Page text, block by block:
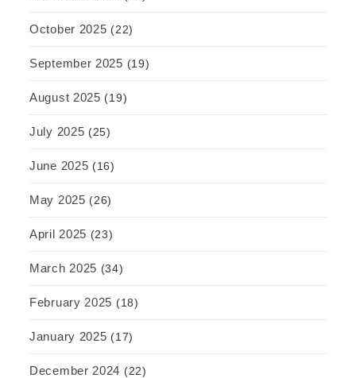
October 2025 (22)
September 2025 (19)
August 2025 (19)
July 2025 (25)
June 2025 (16)
May 2025 (26)
April 2025 (23)
March 2025 (34)
February 2025 (18)
January 2025 (17)
December 2024 (22)